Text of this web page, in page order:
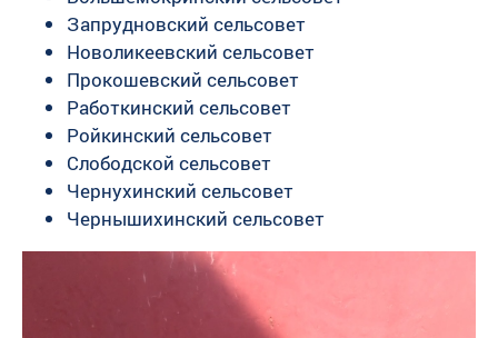
Запрудновский сельсовет
Новоликеевский сельсовет
Прокошевский сельсовет
Работкинский сельсовет
Ройкинский сельсовет
Слободской сельсовет
Чернухинский сельсовет
Чернышихинский сельсовет